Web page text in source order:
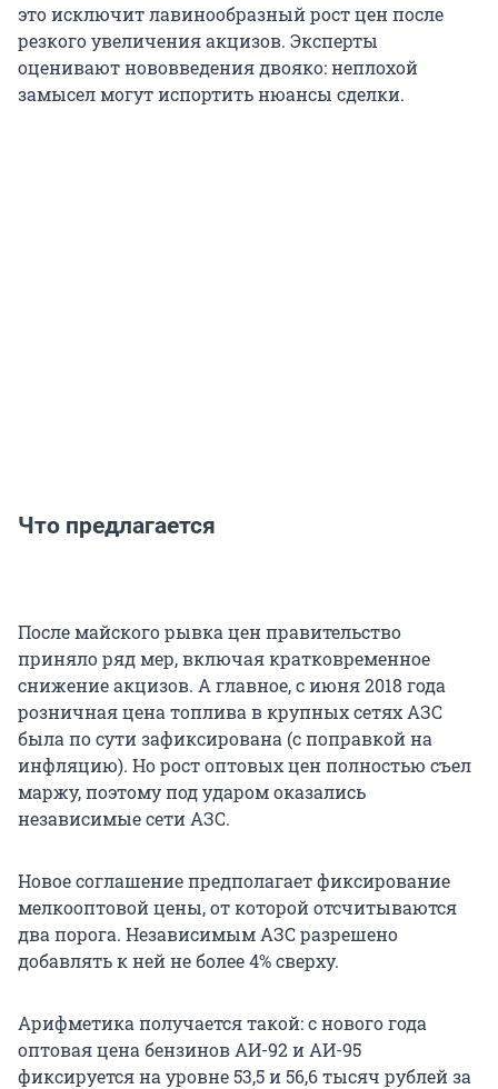
это исключит лавинообразный рост цен после
резкого увеличения акцизов. Эксперты
оценивают нововведения двояко: неплохой
замысел могут испортить нюансы сделки.
Что предлагается
После майского рывка цен правительство
приняло ряд мер, включая кратковременное
снижение акцизов. А главное, с июня 2018 года
розничная цена топлива в крупных сетях АЗС
была по сути зафиксирована (с поправкой на
инфляцию). Но рост оптовых цен полностью съел
маржу, поэтому под ударом оказались
независимые сети АЗС.
Новое соглашение предполагает фиксирование
мелкооптовой цены, от которой отсчитываются
два порога. Независимым АЗС разрешено
добавлять к ней не более 4% сверху.
Арифметика получается такой: с нового года
оптовая цена бензинов АИ-92 и АИ-95
фиксируется на уровне 53,5 и 56,6 тысяч рублей за